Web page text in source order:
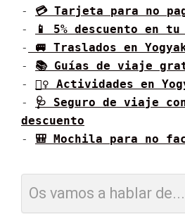
- 💳 Tarjeta para no
-
📱 5% descuento en
-
🚐 Traslados en
- 📚 Guías de viaje
- 🚶‍♀️ Actividades en
-
🩺 Seguro de viaje
descuento
- 🎒 Mochila para no
Os vamos a hablar de...